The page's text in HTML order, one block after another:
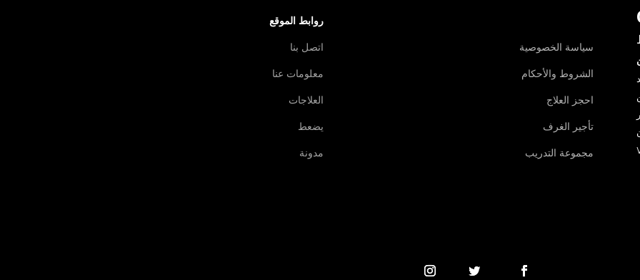
روابط الموقع
اتصل بنا
معلومات عنا
العلاجات
يضعط
مدونة
سياسة الخصوصية
الشروط والأحكام
احجز العلاج
تأجير الغرف
مجموعة التدريب